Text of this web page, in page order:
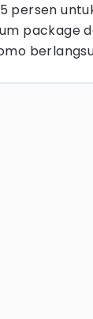
persen
package